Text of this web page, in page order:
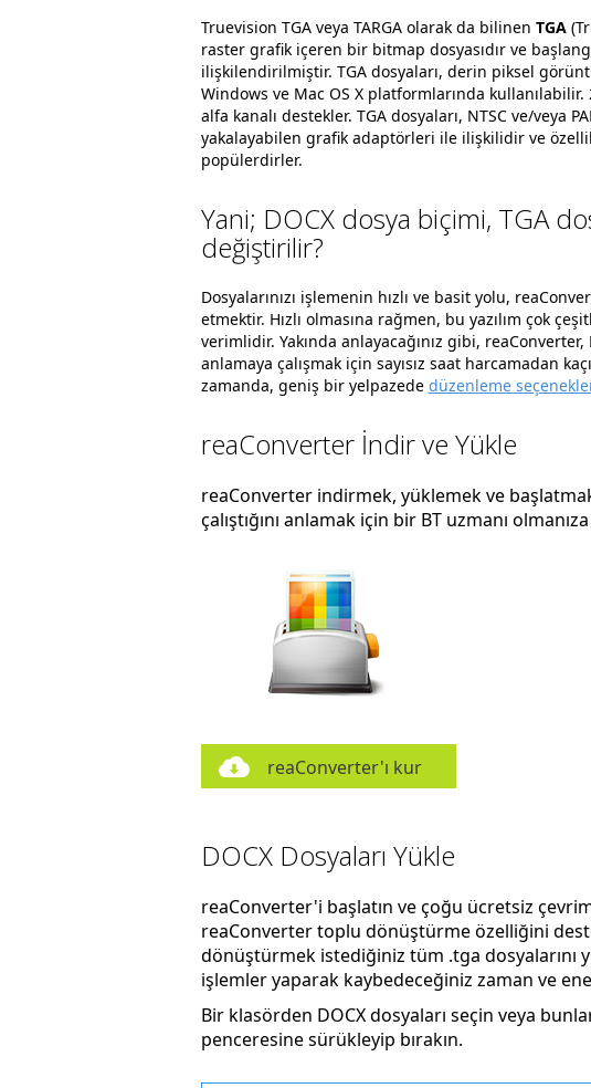
Truevision TGA veya TARGA olarak da bilinen TGA
raster grafik içeren bir bitmap dosyasıdır ve
ilişkilendirilmiştir. TGA dosyaları, derin piksel
Windows ve Mac OS X platformlarında
alfa kanalı destekler. TGA dosyaları, NTSC ve/veya
yakalayabilen grafik adaptörleri ile ilişkilidir ve
popülerdirler.
Yani; DOCX dosya biçimi, TGA
değiştirilir?
Dosyalarınızı işlemenin hızlı ve basit yolu,
etmektir. Hızlı olmasına rağmen, bu yazılım çok
verimlidir. Yakında anlayacağınız gibi,
anlamaya çalışmak için sayısız saat harcamadan
zamanda, geniş bir yelpazede düzenleme
reaConverter İndir ve Yükle
reaConverter indirmek, yüklemek ve
çalıştığını anlamak için bir BT uzmanı
reaConverter'ı kur
DOCX Dosyaları Yükle
reaConverter'i başlatın ve çoğu ücretsiz
reaConverter toplu dönüştürme özelliğini
dönüştürmek istediğiniz tüm .tga dosyalarını
işlemler yaparak kaybedeceğiniz zaman ve
Bir klasörden DOCX dosyaları seçin veya
penceresine sürükleyip bırakın.